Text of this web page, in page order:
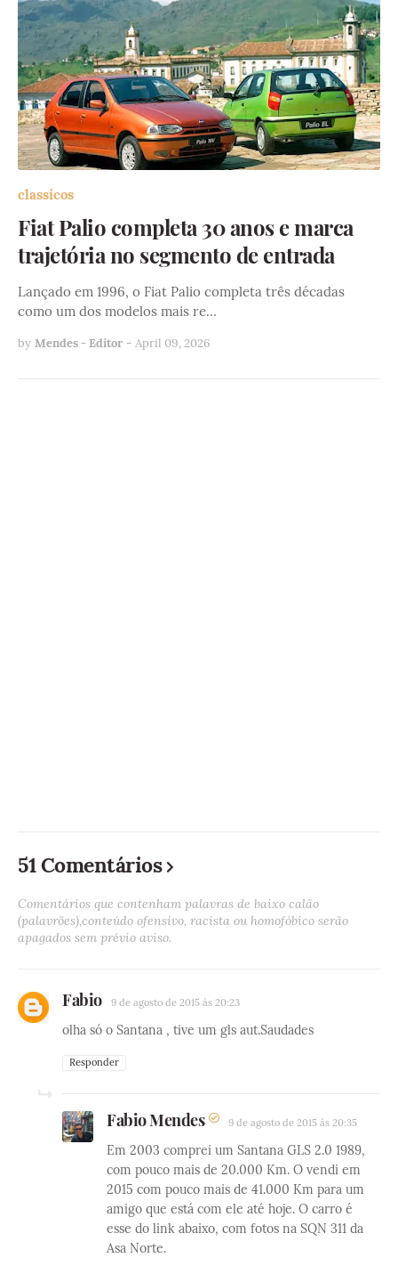
classicos
Fiat Palio completa 30 anos e marca
trajetória no segmento de entrada
Lançado em 1996, o Fiat Palio completa três décadas
como um dos modelos mais re…
by Mendes - Editor - April 09, 2026
51 Comentários
Comentários que contenham palavras de baixo calão
(palavrões),conteúdo ofensivo, racista ou homofóbico serão
apagados sem prévio aviso.
Fabio 9 de agosto de 2015 às 20:23
olha só o Santana , tive um gls aut.Saudades
Responder
Fabio Mendes 9 de agosto de 2015 às 20:35
Em 2003 comprei um Santana GLS 2.0 1989,
com pouco mais de 20.000 Km. O vendi em
2015 com pouco mais de 41.000 Km para um
amigo que está com ele até hoje. O carro é
esse do link abaixo, com fotos na SQN 311 da
Asa Norte.